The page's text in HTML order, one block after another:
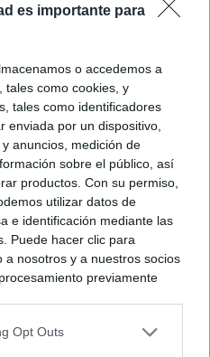
es importante para
o accedemos a
tales como cookies, y
tales como identificadores
enviada por un dispositivo,
anuncios, medición de
sobre el público, así
productos. Con su permiso,
utilizar datos de
e identificación mediante las
Puede hacer clic para
nosotros y a nuestros socios
previamente
en cuenta que algún
Opt Outs